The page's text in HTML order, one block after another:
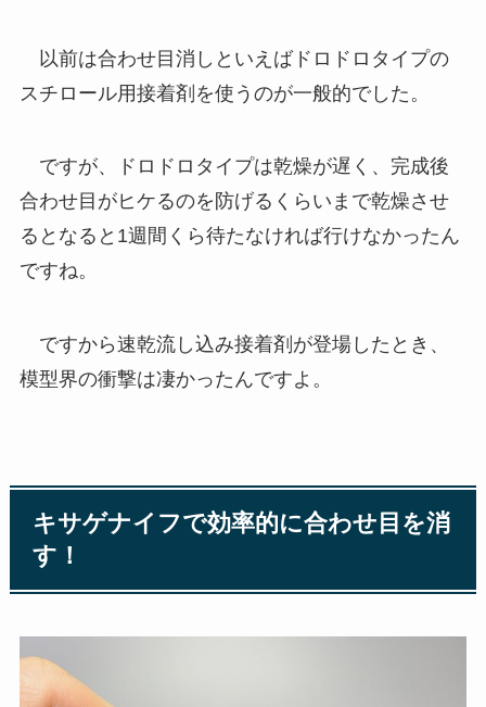
以前は合わせ目消しといえばドロドロタイプの
スチロール用接着剤を使うのが一般的でした。
ですが、ドロドロタイプは乾燥が遅く、完成後
合わせ目がヒケるのを防げるくらいまで乾燥させ
るとなると1週間くら待たなければ行けなかったん
ですね。
ですから速乾流し込み接着剤が登場したとき、
模型界の衝撃は凄かったんですよ。
キサゲナイフで効率的に合わせ目を消
す！